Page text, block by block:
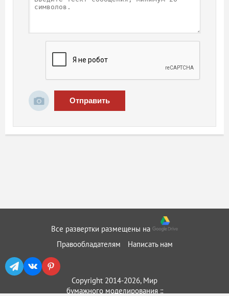
Отправить
Все развертки размещены на
Правообладателям
Написать нам
Copyright 2014-2026, Мир
бумажного моделирования ::